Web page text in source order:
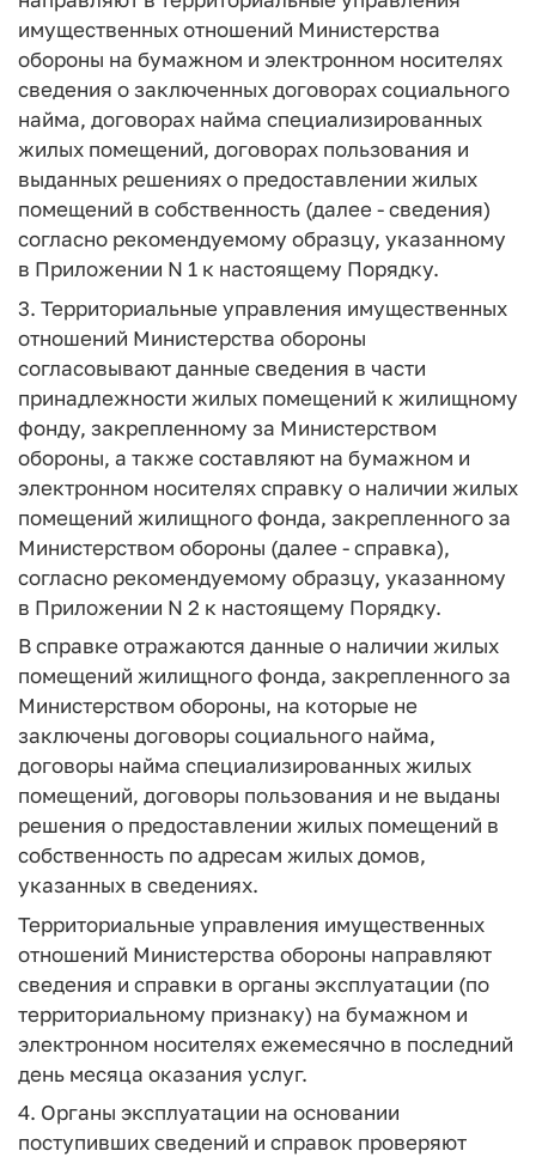
имущественных отношений Министерства
обороны на бумажном и электронном носителях
сведения о заключенных договорах социального
найма, договорах найма специализированных
жилых помещений, договорах пользования и
выданных решениях о предоставлении жилых
помещений в собственность (далее - сведения)
согласно рекомендуемому образцу, указанному
в Приложении N 1 к настоящему Порядку.
3. Территориальные управления имущественных
отношений Министерства обороны
согласовывают данные сведения в части
принадлежности жилых помещений к жилищному
фонду, закрепленному за Министерством
обороны, а также составляют на бумажном и
электронном носителях справку о наличии жилых
помещений жилищного фонда, закрепленного за
Министерством обороны (далее - справка),
согласно рекомендуемому образцу, указанному
в Приложении N 2 к настоящему Порядку.
В справке отражаются данные о наличии жилых
помещений жилищного фонда, закрепленного за
Министерством обороны, на которые не
заключены договоры социального найма,
договоры найма специализированных жилых
помещений, договоры пользования и не выданы
решения о предоставлении жилых помещений в
собственность по адресам жилых домов,
указанных в сведениях.
Территориальные управления имущественных
отношений Министерства обороны направляют
сведения и справки в органы эксплуатации (по
территориальному признаку) на бумажном и
электронном носителях ежемесячно в последний
день месяца оказания услуг.
4. Органы эксплуатации на основании
поступивших сведений и справок проверяют